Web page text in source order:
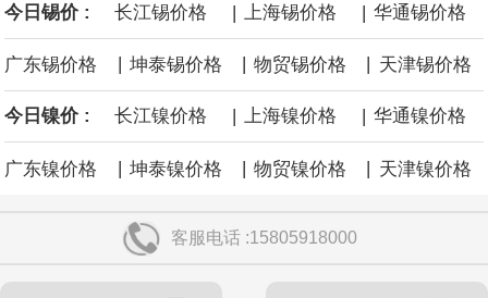
海力士：龙仁工厂将生产高带宽内存（HBM）及其他下一代动态随
机存取存储器（DRAM）。
今日锡价 : 长江锡价格 | 上海锡价格 | 华通锡价格
广东锡价格 坤泰锡价格 物贸锡价格 天津锡价格
今日镍价 : 长江镍价格 | 上海镍价格 | 华通镍价格
广东镍价格 | 坤泰镍价格 | 物贸镍价格 | 天津镍价格
客服电话 :15805918000